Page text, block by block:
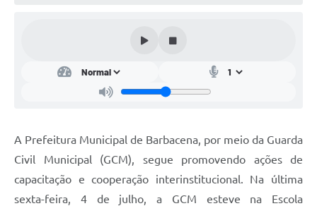
Carta de Serviços
Telefones Úteis
Transparência
A Prefeitura Municipal de Barbacena, por meio da Guarda
Civil Municipal (GCM), segue promovendo ações de
capacitação e cooperação interinstitucional. Na última
sexta-feira, 4 de julho, a GCM esteve na Escola